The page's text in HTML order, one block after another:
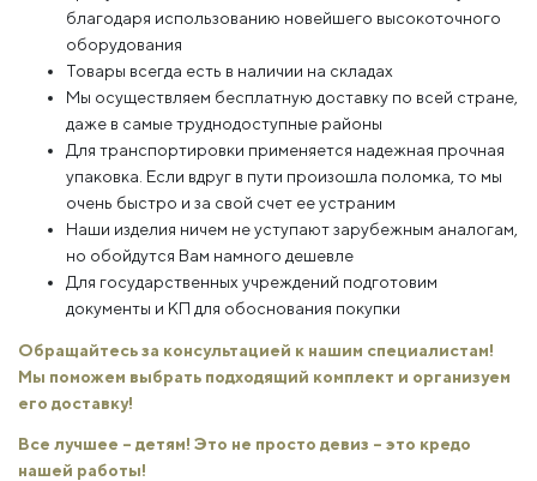
благодаря использованию новейшего высокоточного
оборудования
Товары всегда есть в наличии на складах
Мы осуществляем бесплатную доставку по всей стране,
даже в самые труднодоступные районы
Для транспортировки применяется надежная прочная
упаковка. Если вдруг в пути произошла поломка, то мы
очень быстро и за свой счет ее устраним
Наши изделия ничем не уступают зарубежным аналогам,
но обойдутся Вам намного дешевле
Для государственных учреждений подготовим
документы и КП для обоснования покупки
Обращайтесь за консультацией к нашим специалистам!
Мы поможем выбрать подходящий комплект и организуем
его доставку!
Все лучшее – детям! Это не просто девиз – это кредо
нашей работы!